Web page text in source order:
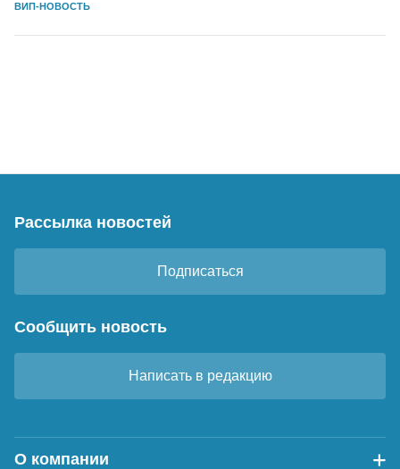
ВИП-НОВОСТЬ
Рассылка новостей
Подписаться
Сообщить новость
Написать в редакцию
О компании